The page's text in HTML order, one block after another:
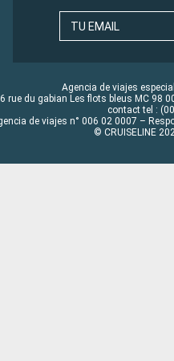
TU EMAIL
Agencia de viajes
rue du gabian Les flots bleus MC 98
contact tel :
de viajes n° 006 02 0007 –
© CRUISELINE